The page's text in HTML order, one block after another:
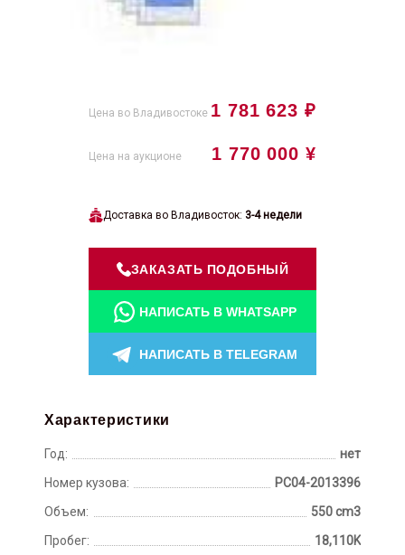
1 781 623 ₽
Цена во Владивостоке
1 770 000 ¥
Цена на аукционе
Доставка во Владивосток: 3-4 недели
ЗАКАЗАТЬ ПОДОБНЫЙ
НАПИСАТЬ В WHATSAPP
НАПИСАТЬ В TELEGRAM
Характеристики
Год:
нет
Номер кузова:
PC04-2013396
Объем:
550 cm3
Пробег:
18,110K